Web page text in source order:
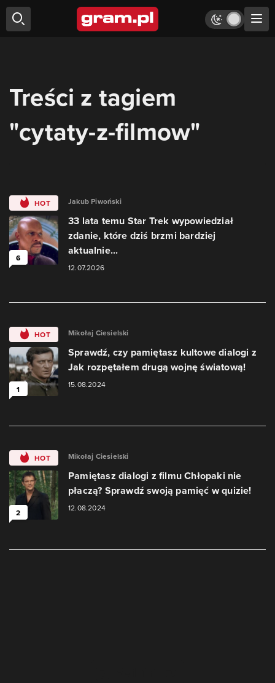
Treści z tagiem
"cytaty-z-filmow"
HOT
6
Jakub Piwoński
33 lata temu Star Trek wypowiedział
zdanie, które dziś brzmi bardziej
aktualnie...
12.07.2026
HOT
1
Mikołaj Ciesielski
Sprawdź, czy pamiętasz kultowe dialogi z
Jak rozpętałem drugą wojnę światową!
15.08.2024
HOT
2
Mikołaj Ciesielski
Pamiętasz dialogi z filmu Chłopaki nie
płaczą? Sprawdź swoją pamięć w quizie!
12.08.2024